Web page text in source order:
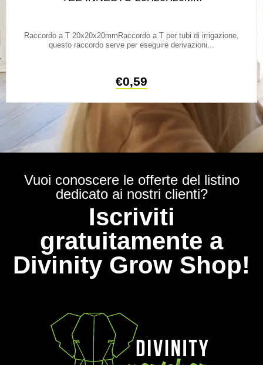
Raccordo a T 20x20x20mmRaccordo a T per tubi di irrigazione,
questo raccordo serve per eseguire derivazioni...
€0,59
Vuoi conoscere le offerte del listino
dedicato ai nostri clienti?
Iscriviti
gratuitamente a
Divinity Grow Shop!